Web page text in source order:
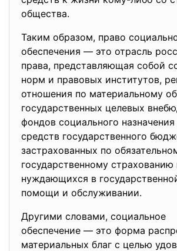
общества.
Таким образом, право
обеспечения — это отрасль
права, представляющая собой
норм и правовых институтов,
отношения по материальному
государственных целевых
фондов социального
средств государственного
застрахованных по
государственному страхованию
нуждающихся в
помощи и обслуживании.
Другими словами, социальное
обеспечение — это форма
материальных благ с целью